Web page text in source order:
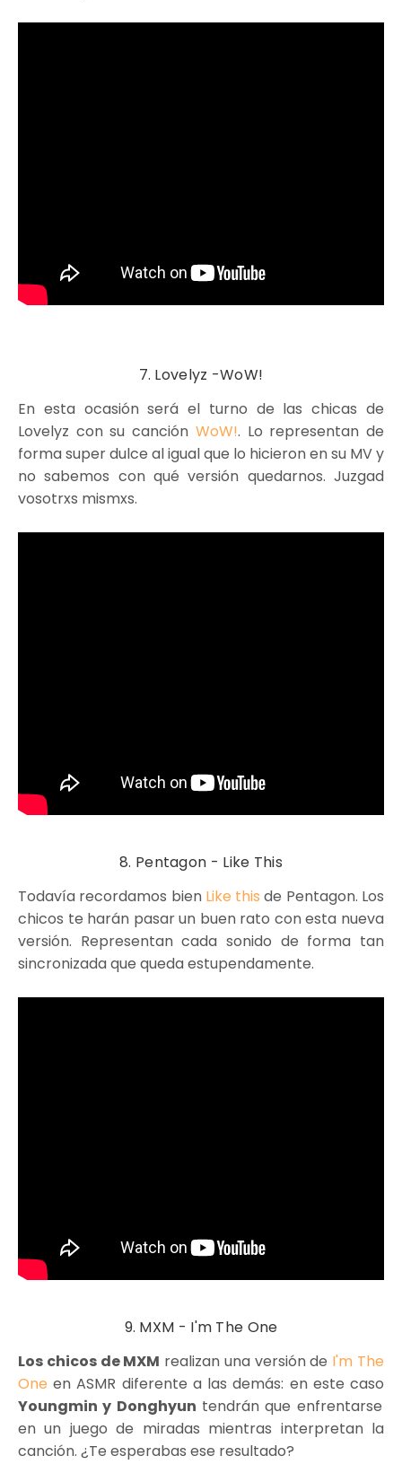
7. Lovelyz -WoW!
En esta ocasión será el turno de las chicas de
Lovelyz con su canción WoW!. Lo representan de
forma super dulce al igual que lo hicieron en su MV y
no sabemos con qué versión quedarnos. Juzgad
vosotrxs mismxs.
8. Pentagon - Like This
Todavía recordamos bien Like this de Pentagon. Los
chicos te harán pasar un buen rato con esta nueva
versión. Representan cada sonido de forma tan
sincronizada que queda estupendamente.
9. MXM - I'm The One
Los chicos de MXM realizan una versión de I'm The
One en ASMR diferente a las demás: en este caso
Youngmin y Donghyun tendrán que enfrentarse
en un juego de miradas mientras interpretan la
canción. ¿Te esperabas ese resultado?